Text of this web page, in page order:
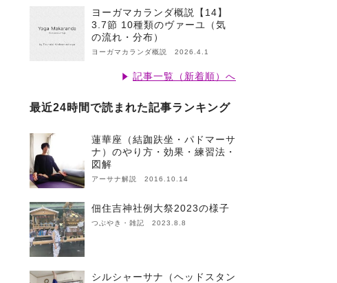
ヨーガマカランダ概説【14】
3.7節 10種類のヴァーユ（気
の流れ・分布）
ヨーガマカランダ概説 2026.4.1
記事一覧（新着順）へ
最近24時間で読まれた記事ランキング
蓮華座（結跏趺坐・パドマーサ
ナ）のやり方・効果・練習法・
図解
アーサナ解説 2016.10.14
佃住吉神社例大祭2023の様子
つぶやき・雑記 2023.8.8
シルシャーサナ（ヘッドスタン